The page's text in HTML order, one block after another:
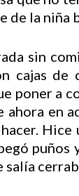
de la niña
sin
cajas de
poner a
en
puños